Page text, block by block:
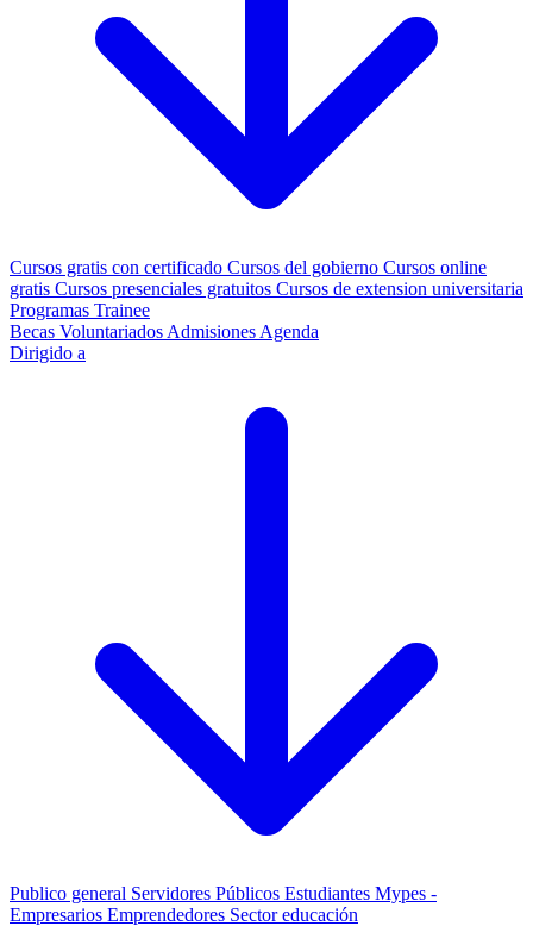
Cursos gratis con certificado Cursos del gobierno Cursos online
gratis Cursos presenciales gratuitos Cursos de extension universitaria
Programas Trainee
Becas Voluntariados Admisiones Agenda
Dirigido a
Publico general Servidores Públicos Estudiantes Mypes -
Empresarios Emprendedores Sector educación